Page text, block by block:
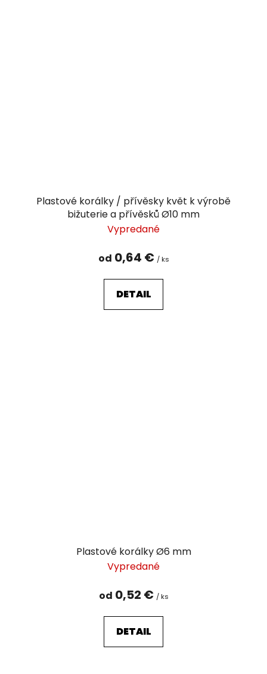
Plastové korálky / přívěsky květ k výrobě
bižuterie a přívěsků Ø10 mm
Vypredané
od 0,64 € / ks
DETAIL
Plastové korálky Ø6 mm
Vypredané
od 0,52 € / ks
DETAIL